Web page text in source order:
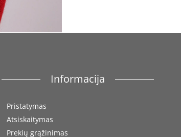
Informacija
Pristatymas
Atsiskaitymas
Prekių grąžinimas